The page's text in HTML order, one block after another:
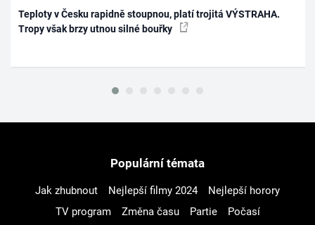
Teploty v Česku rapidně stoupnou, platí trojitá VÝSTRAHA.
Tropy však brzy utnou silné bouřky
Populární témata
Jak zhubnout Nejlepší filmy 2024
Nejlepší horory
TV program
Změna času Partie
Počasí